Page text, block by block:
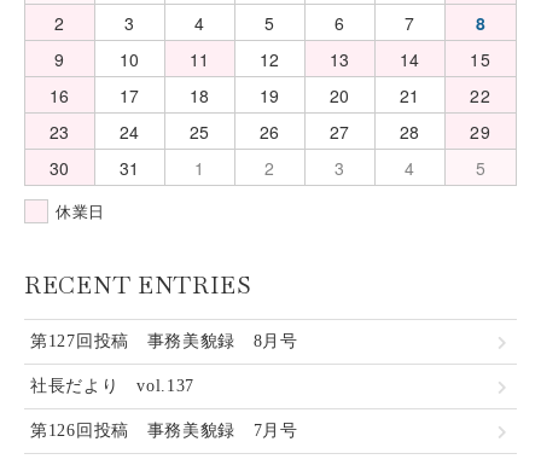
2
3 4 5 6 7
8
9
10 11 12 13 14
15
16
17 18 19 20 21
22
23
24 25 26 27 28
29
30
31 1 2 3 4 5
休業日
RECENT ENTRIES
第127回投稿 事務美貌録 8月号
社長だより vol.137
第126回投稿 事務美貌録 7月号